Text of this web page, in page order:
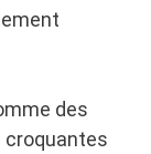
des
croquantes